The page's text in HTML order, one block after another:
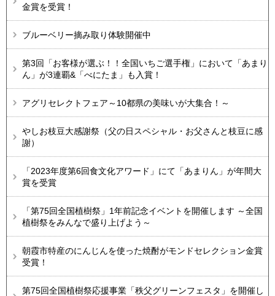
金賞を受賞！
ブルーベリー摘み取り体験開催中
第3回「お客様が選ぶ！！全国いちご選手権」において「あまり
ん」が3連覇&「べにたま」も入賞！
アグリセレクトフェア～10都県の美味いが大集合！～
やしお枝豆大感謝祭（父の日スペシャル・お父さんと枝豆に感
謝）
「2023年度第6回食文化アワード」にて「あまりん」が年間大
賞を受賞
「第75回全国植樹祭」1年前記念イベントを開催します ～全国
植樹祭をみんなで盛り上げよう～
朝霞市特産のにんじんを使った焼酎がモンドセレクション金賞
受賞！
第75回全国植樹祭応援事業「秩父グリーンフェスタ」を開催し